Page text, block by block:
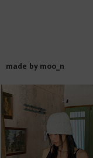
made by moo_n